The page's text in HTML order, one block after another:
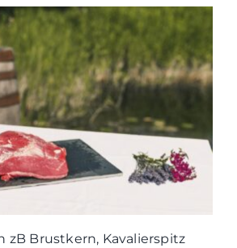
zB Brustkern, Kavalierspitz